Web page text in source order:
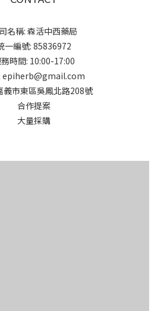
名稱: 森活中西藥局
一編號: 85836972
時間: 10:00-17:00
epiherb@gmail.com
義市東區吳鳳北路208號
合作提案
大量採購